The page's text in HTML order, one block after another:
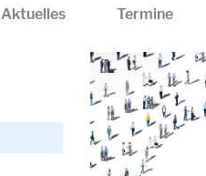
Aktuelles Termine